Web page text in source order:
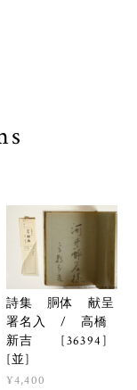
詩集 胴体 献呈
署名入 / 高橋
新吉 [36394]
[並]
¥4,400